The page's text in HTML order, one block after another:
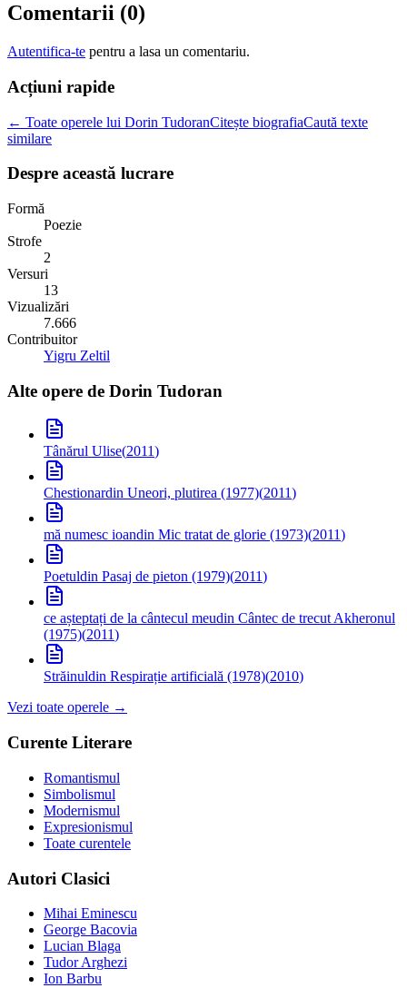
Comentarii (0)
Autentifica-te pentru a lasa un comentariu.
Acțiuni rapide
← Toate operele lui Dorin TudoranCitește biografiaCaută texte
similare
Despre această lucrare
Formă
Poezie
Strofe
2
Versuri
13
Vizualizări
7.666
Contribuitor
Yigru Zeltil
Alte opere de Dorin Tudoran
Tânărul Ulise(2011)
Chestionardin Uneori, plutirea (1977)(2011)
mă numesc ioandin Mic tratat de glorie (1973)(2011)
Poetuldin Pasaj de pieton (1979)(2011)
ce așteptați de la cântecul meudin Cântec de trecut Akheronul
(1975)(2011)
Străinuldin Respirație artificială (1978)(2010)
Vezi toate operele →
Curente Literare
Romantismul
Simbolismul
Modernismul
Expresionismul
Toate curentele
Autori Clasici
Mihai Eminescu
George Bacovia
Lucian Blaga
Tudor Arghezi
Ion Barbu